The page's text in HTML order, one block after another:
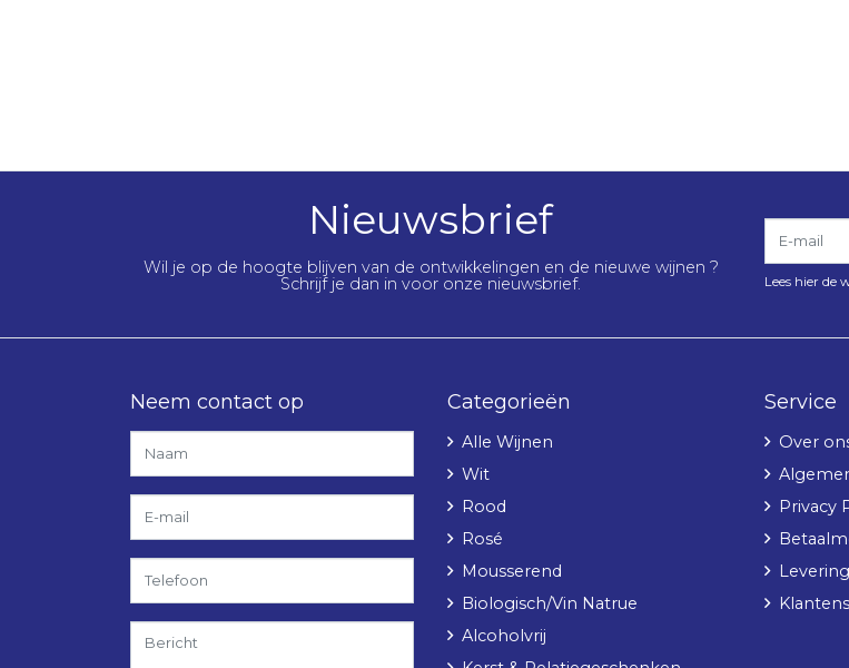
Nieuwsbrief
Wil je op de hoogte blijven van de ontwikkelingen en de nieuwe wijnen ?
Schrijf je dan in voor onze nieuwsbrief.
E-mail
Lees hier de
Neem contact op Categorieën
Alle Wijnen
Wit
Rood
Rosé
Mousserend
Biologisch/Vin Natrue
Alcoholvrij
Service
Over
Privacy